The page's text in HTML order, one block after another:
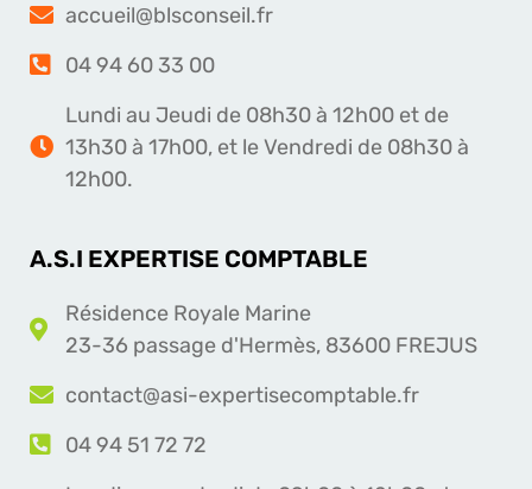
accueil@blsconseil.fr
04 94 60 33 00
Lundi au Jeudi de 08h30 à 12h00 et de
13h30 à 17h00, et le Vendredi de 08h30 à
12h00.
A.S.I EXPERTISE COMPTABLE
Résidence Royale Marine
23-36 passage d'Hermès, 83600 FREJUS
contact@asi-expertisecomptable.fr
04 94 51 72 72